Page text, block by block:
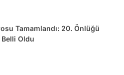
Tamamlandı: 20. Önlüğü
Belli Oldu